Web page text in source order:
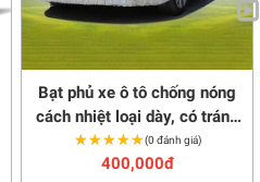
Bạt phủ xe ô tô chống nóng
cách nhiệt loại dày, có tráng
gương
★★★★★
★★★★★(0 đánh giá)
400,000đ